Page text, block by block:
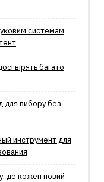
системам
вірять багато
для вибору без
инструмент для
де кожен новий